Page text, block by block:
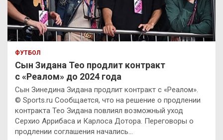
ФУТБОЛ
Сын Зидана Тео продлит контракт
с «Реалом» до 2024 года
Сын Зинедина Зидана продлит контракт с «Реалом».
© Sports.ru Сообщается, что на решение о продлении
контракта Тео Зидана повлиял возможный уход
Серхио Аррибаса и Карлоса Дотора. Переговоры о
продлении соглашения начались…